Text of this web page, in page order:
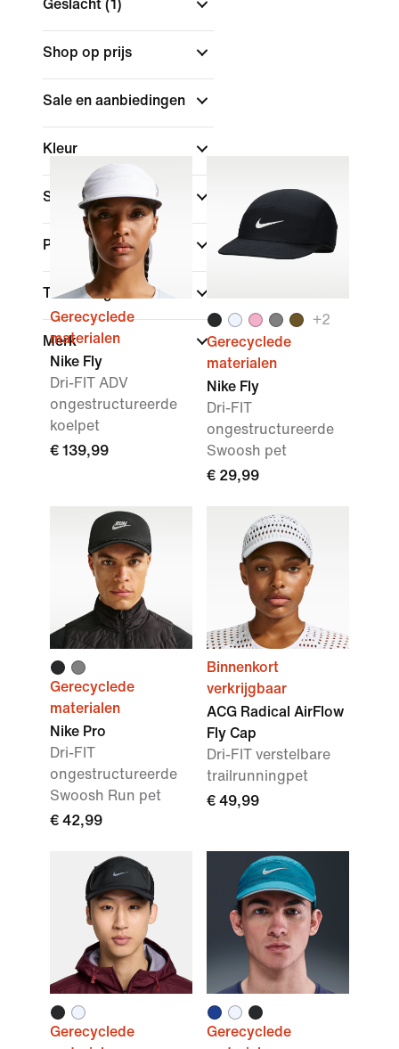
Geslacht (1)
Shop op prijs
Sale en aanbiedingen
Kleur
Sport(1)
Pasvorm
Technologie
Merk
Gerecyclede
materialen
Nike Fly
Dri-FIT ADV
ongestructureerde
koelpet
€ 139,99
+2
Gerecyclede
materialen
Nike Fly
Dri-FIT
ongestructureerde
Swoosh pet
€ 29,99
Gerecyclede
materialen
Nike Pro
Dri-FIT
ongestructureerde
Swoosh Run pet
€ 42,99
Binnenkort
verkrijgbaar
ACG Radical AirFlow
Fly Cap
Dri-FIT verstelbare
trailrunningpet
€ 49,99
Gerecyclede
Gerecyclede